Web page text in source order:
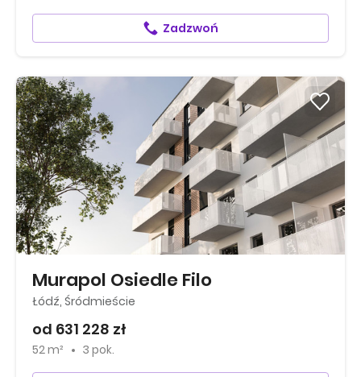
Zadzwoń
Murapol Osiedle Filo
Łódź, Śródmieście
od 631 228 zł
52 m² 3 pok.